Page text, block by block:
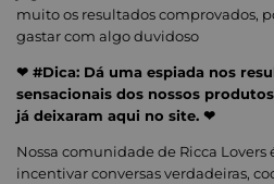
muito os resultados comprovados,
gastar com algo duvidoso
❤ #Dica: Dá uma espiada nos
sensacionais dos nossos
já deixaram aqui no site. ❤
Nossa comunidade de Ricca Lovers
incentivar conversas verdadeiras,